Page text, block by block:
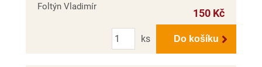
Foltýn Vladimír
150 Kč
Počet
ks
Do košíku